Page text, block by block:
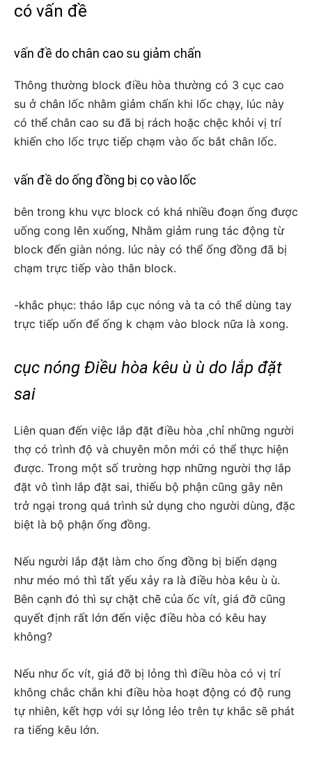
có vấn đề
vấn đề do chân cao su giảm chấn
Thông thường block điều hòa thường có 3 cục cao
su ở chân lốc nhằm giảm chấn khi lốc chạy, lúc này
có thể chân cao su đã bị rách hoặc chệc khỏi vị trí
khiến cho lốc trực tiếp chạm vào ốc bắt chân lốc.
vấn đề do ống đồng bị cọ vào lốc
bên trong khu vực block có khá nhiều đoạn ống được
uống cong lên xuống, Nhằm giảm rung tác động từ
block đến giàn nóng. lúc này có thể ống đồng đã bị
chạm trực tiếp vào thân block.
-khắc phục: tháo lắp cục nóng và ta có thể dùng tay
trực tiếp uốn để ống k chạm vào block nữa là xong.
cục nóng Điều hòa kêu ù ù do lắp đặt
sai
Liên quan đến việc lắp đặt điều hòa ,chỉ những người
thợ có trình độ và chuyên môn mới có thể thực hiện
được. Trong một số trường hợp những người thợ lắp
đặt vô tình lắp đặt sai, thiếu bộ phận cũng gây nên
trở ngại trong quá trình sử dụng cho người dùng, đặc
biệt là bộ phận ống đồng.
Nếu người lắp đặt làm cho ống đồng bị biến dạng
như méo mó thì tất yếu xảy ra là điều hòa kêu ù ù.
Bên cạnh đó thì sự chặt chẽ của ốc vít, giá đỡ cũng
quyết định rất lớn đến việc điều hòa có kêu hay
không?
Nếu như ốc vít, giá đỡ bị lỏng thì điều hòa có vị trí
không chắc chắn khi điều hòa hoạt động có độ rung
tự nhiên, kết hợp với sự lỏng lẻo trên tự khắc sẽ phát
ra tiếng kêu lớn.